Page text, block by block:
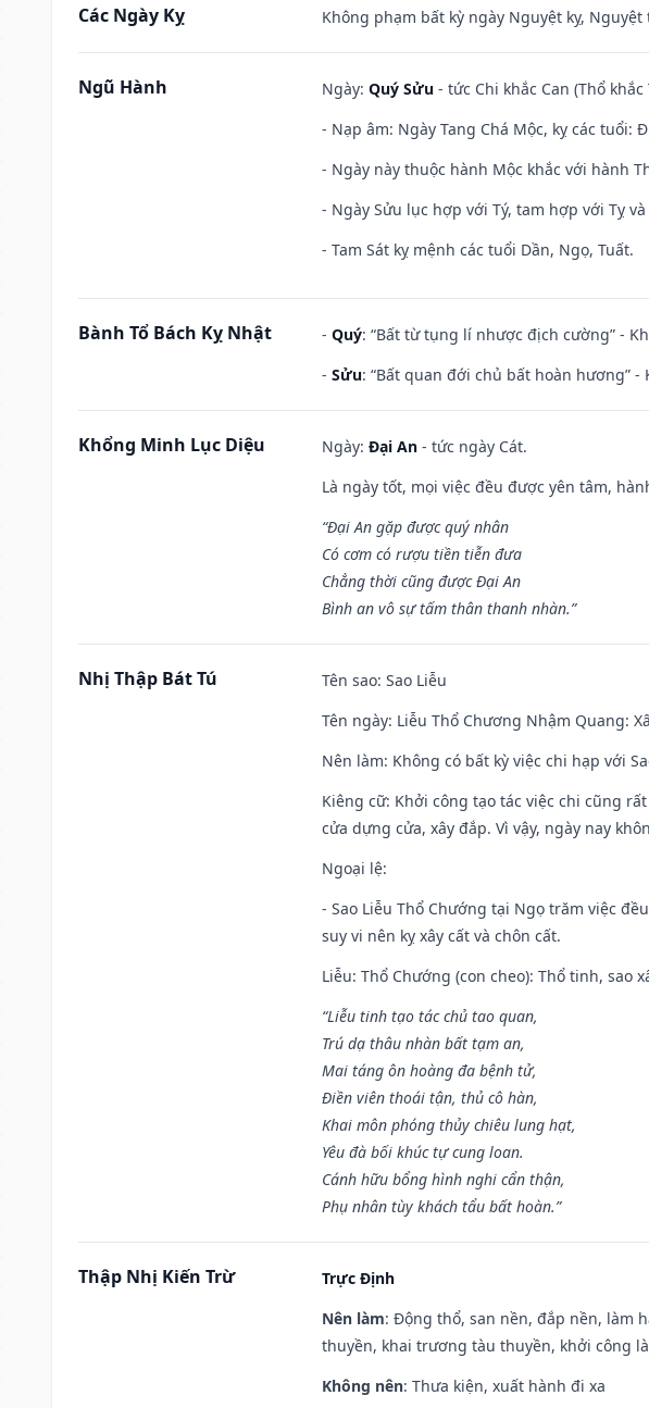
Các Ngày Kỵ Không phạm bất kỳ ngày Nguyệt kỵ,
Ngũ Hành Ngày: Quý Sửu - tức Chi khắc Can (Thổ
- Nạp âm: Ngày Tang Chá Mộc, kỵ các tuổi:
- Ngày này thuộc hành Mộc khắc với hành
- Ngày Sửu lục hợp với Tý, tam hợp với Tỵ
- Tam Sát kỵ mệnh các tuổi Dần, Ngọ, Tuất.
Bành Tổ Bách Kỵ Nhật - Quý: “Bất từ tụng lí nhược địch cường” -
- Sửu: “Bất quan đới chủ bất hoàn hương”
Khổng Minh Lục Diệu Ngày: Đại An - tức ngày Cát.
Là ngày tốt, mọi việc đều được yên tâm,
“Đại An gặp được quý nhân
Có cơm có rượu tiền tiễn đưa
Chẳng thời cũng được Đại An
Bình an vô sự tấm thân thanh nhàn.”
Nhị Thập Bát Tú Tên sao: Sao Liễu
Tên ngày: Liễu Thổ Chương Nhậm Quang:
Nên làm: Không có bất kỳ việc chi hạp với
Kiêng cữ: Khởi công tạo tác việc chi cũng
cửa dựng cửa, xây đắp. Vì vậy, ngày nay
Ngoại lệ:
- Sao Liễu Thổ Chướng tại Ngọ trăm việc
suy vi nên kỵ xây cất và chôn cất.
Liễu: Thổ Chướng (con cheo): Thổ tinh,
“Liễu tinh tạo tác chủ tao quan,
Trú dạ thâu nhàn bất tạm an,
Mai táng ôn hoàng đa bệnh tử,
Điền viên thoái tận, thủ cô hàn,
Khai môn phóng thủy chiêu lung hạt,
Yêu đà bối khúc tự cung loan.
Cánh hữu bổng hình nghi cẩn thận,
Phụ nhân tùy khách tẩu bất hoàn.”
Thập Nhị Kiến Trừ
Trực Định
Nên làm: Động thổ, san nền, đắp nền, làm
thuyền, khai trương tàu thuyền, khởi công
Không nên: Thưa kiện, xuất hành đi xa